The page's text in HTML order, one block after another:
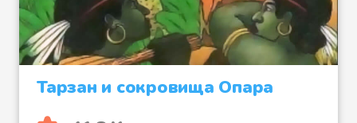
Тарзан и сокровища Опара